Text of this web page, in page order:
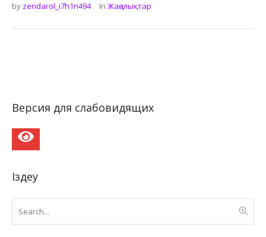
by zendarol_i7h1n494 In Жаңалықтар
Версия для слабовидящих
Іздеу